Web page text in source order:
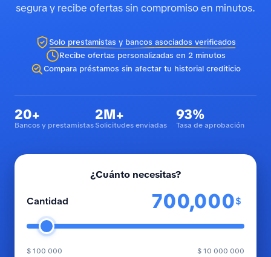
segura y recibe ofertas sin compromiso en minutos.
Solo prestamistas y bancos asociados verificados
Recibe ofertas personalizadas en 2 minutos
Compara préstamos sin afectar tu historial crediticio
20+
Bancos y prestamistas
2M+
Solicitudes enviadas
93%
Tasa de aprobación
¿Cuánto necesitas?
Cantidad $
$ 100 000 $ 10 000 000